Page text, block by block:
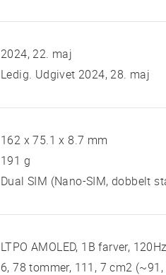
2024, 22. maj
Ledig. Udgivet 2024, 28. maj
162 x 75.1 x 8.7 mm
191 g
Dual SIM (Nano-SIM, dobbelt
LTPO AMOLED, 1B farver,
6, 78 tommer, 111, 7 cm2